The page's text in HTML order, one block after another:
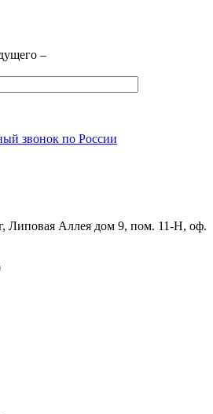
–
звонок по России
Липовая Аллея дом 9, пом. 11-Н, оф.